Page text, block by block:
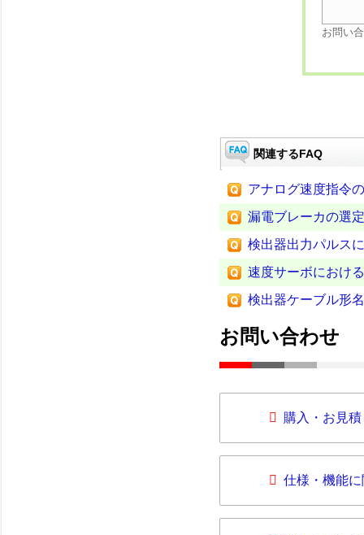
お問い
関連するFAQ
アナログ速度指令
漏電ブレーカの選定
検出器出力パルス
速度サーボにおけ
検出器ケーブル形
お問い合わせ
購入・お見
仕様・機能